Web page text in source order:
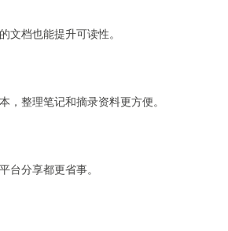
文档也能提升可读性。
，整理笔记和摘录资料更方便。
台分享都更省事。